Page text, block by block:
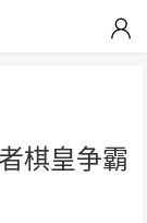
棋皇争霸